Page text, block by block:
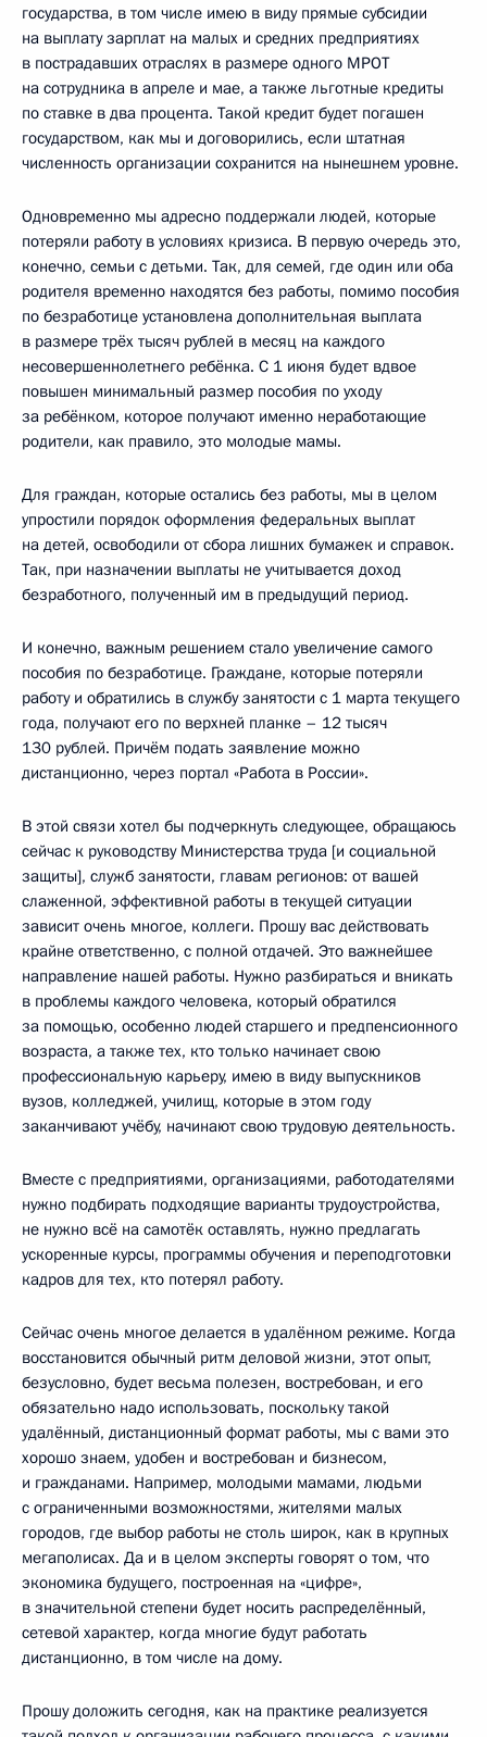
государства, в том числе имею в виду прямые субсидии
на выплату зарплат на малых и средних предприятиях
в пострадавших отраслях в размере одного МРОТ
на сотрудника в апреле и мае, а также льготные кредиты
по ставке в два процента. Такой кредит будет погашен
государством, как мы и договорились, если штатная
численность организации сохранится на нынешнем уровне.
Одновременно мы адресно поддержали людей, которые
потеряли работу в условиях кризиса. В первую очередь это,
конечно, семьи с детьми. Так, для семей, где один или оба
родителя временно находятся без работы, помимо пособия
по безработице установлена дополнительная выплата
в размере трёх тысяч рублей в месяц на каждого
несовершеннолетнего ребёнка. С 1 июня будет вдвое
повышен минимальный размер пособия по уходу
за ребёнком, которое получают именно неработающие
родители, как правило, это молодые мамы.
Для граждан, которые остались без работы, мы в целом
упростили порядок оформления федеральных выплат
на детей, освободили от сбора лишних бумажек и справок.
Так, при назначении выплаты не учитывается доход
безработного, полученный им в предыдущий период.
И конечно, важным решением стало увеличение самого
пособия по безработице. Граждане, которые потеряли
работу и обратились в службу занятости с 1 марта текущего
года, получают его по верхней планке – 12 тысяч
130 рублей. Причём подать заявление можно
дистанционно, через портал «Работа в России».
В этой связи хотел бы подчеркнуть следующее, обращаюсь
сейчас к руководству Министерства труда [и социальной
защиты], служб занятости, главам регионов: от вашей
слаженной, эффективной работы в текущей ситуации
зависит очень многое, коллеги. Прошу вас действовать
крайне ответственно, с полной отдачей. Это важнейшее
направление нашей работы. Нужно разбираться и вникать
в проблемы каждого человека, который обратился
за помощью, особенно людей старшего и предпенсионного
возраста, а также тех, кто только начинает свою
профессиональную карьеру, имею в виду выпускников
вузов, колледжей, училищ, которые в этом году
заканчивают учёбу, начинают свою трудовую деятельность.
Вместе с предприятиями, организациями, работодателями
нужно подбирать подходящие варианты трудоустройства,
не нужно всё на самотёк оставлять, нужно предлагать
ускоренные курсы, программы обучения и переподготовки
кадров для тех, кто потерял работу.
Сейчас очень многое делается в удалённом режиме. Когда
восстановится обычный ритм деловой жизни, этот опыт,
безусловно, будет весьма полезен, востребован, и его
обязательно надо использовать, поскольку такой
удалённый, дистанционный формат работы, мы с вами это
хорошо знаем, удобен и востребован и бизнесом,
и гражданами. Например, молодыми мамами, людьми
с ограниченными возможностями, жителями малых
городов, где выбор работы не столь широк, как в крупных
мегаполисах. Да и в целом эксперты говорят о том, что
экономика будущего, построенная на «цифре»,
в значительной степени будет носить распределённый,
сетевой характер, когда многие будут работать
дистанционно, в том числе на дому.
Прошу доложить сегодня, как на практике реализуется